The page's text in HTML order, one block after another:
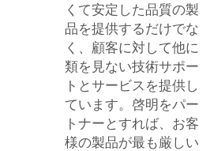
くて安定した品質の製
品を提供するだけでな
く、顧客に対して他に
類を見ない技術サポー
トとサービスを提供し
ています。啓明をパー
トナーとすれば、お客
様の製品が最も厳しい